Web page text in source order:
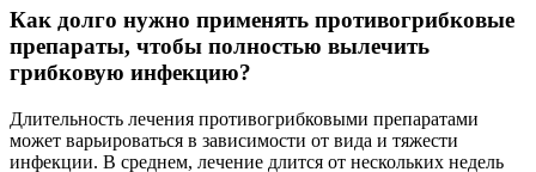
Как долго нужно применять противогрибковые
препараты, чтобы полностью вылечить
грибковую инфекцию?
Длительность лечения противогрибковыми препаратами
может варьироваться в зависимости от вида и тяжести
инфекции. В среднем, лечение длится от нескольких недель